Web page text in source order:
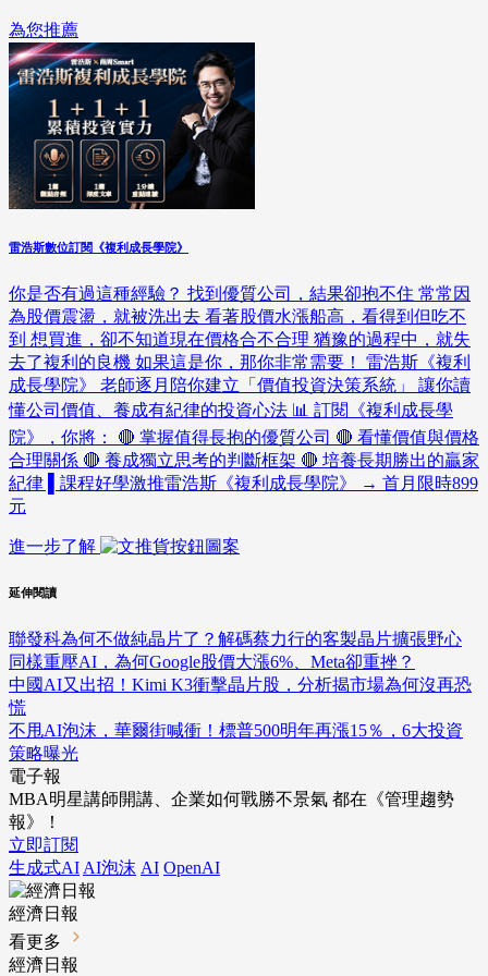
為您推薦
雷浩斯數位訂閱《複利成長學院》
你是否有過這種經驗？ 找到優質公司，結果卻抱不住 常常因
為股價震盪，就被洗出去 看著股價水漲船高，看得到但吃不
到 想買進，卻不知道現在價格合不合理 猶豫的過程中，就失
去了複利的良機 如果這是你，那你非常需要！ 雷浩斯《複利
成長學院》 老師逐月陪你建立「價值投資決策系統」 讓你讀
懂公司價值、養成有紀律的投資心法 📊 訂閱《複利成長學
院》，你將： 🔴 掌握值得長抱的優質公司 🔴 看懂價值與價格
合理關係 🔴 養成獨立思考的判斷框架 🔴 培養長期勝出的贏家
紀律 ▌課程好學激推雷浩斯《複利成長學院》 → 首月限時899
元
進一步了解
延伸閱讀
聯發科為何不做純晶片了？解碼蔡力行的客製晶片擴張野心
同樣重壓AI，為何Google股價大漲6%、Meta卻重挫？
中國AI又出招！Kimi K3衝擊晶片股，分析揭市場為何沒再恐
慌
不甩AI泡沫，華爾街喊衝！標普500明年再漲15％，6大投資
策略曝光
電子報
MBA明星講師開講、企業如何戰勝不景氣 都在《管理趨勢
報》！
立即訂閱
生成式AI AI泡沫 AI OpenAI
經濟日報
看更多
經濟日報